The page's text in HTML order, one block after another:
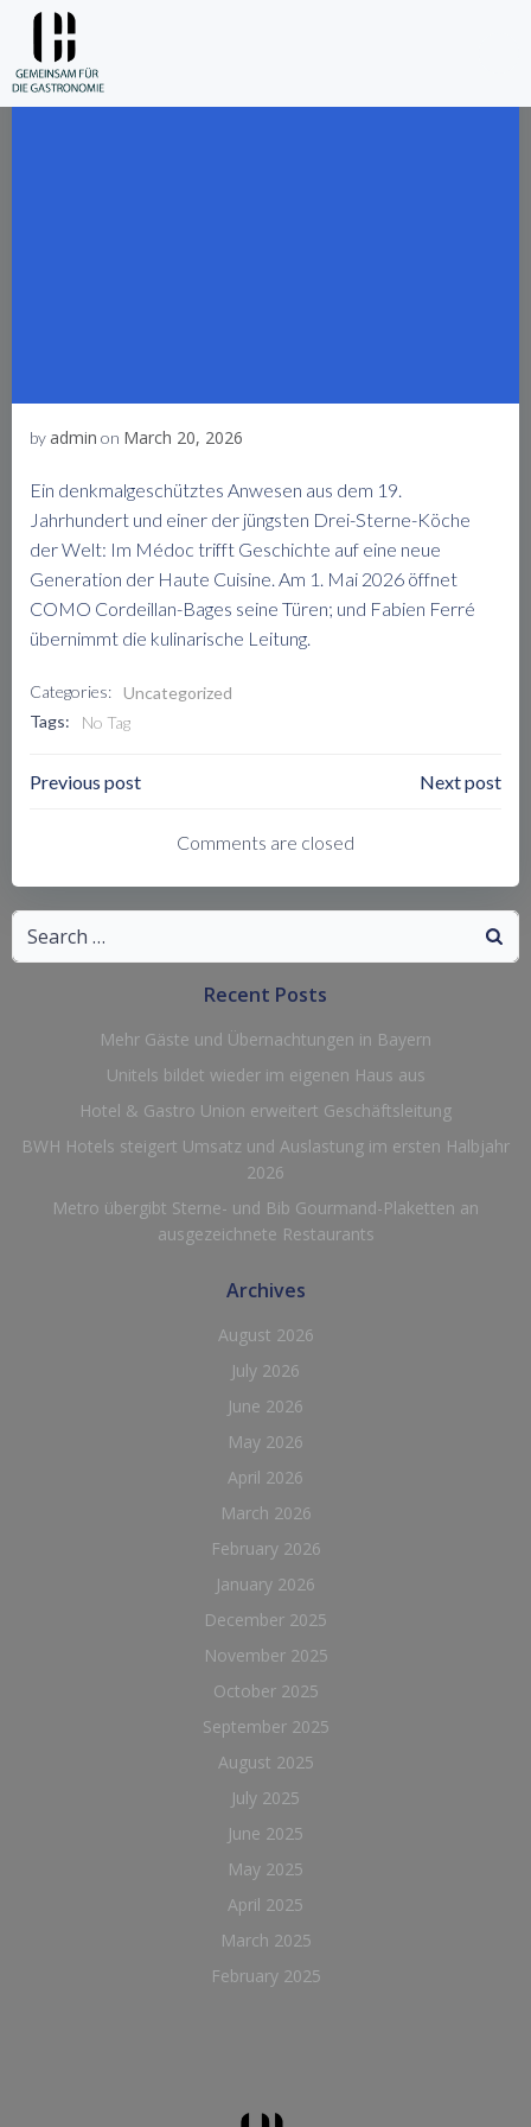
by admin on March 20, 2026
Ein denkmalgeschütztes Anwesen aus dem 19.
Jahrhundert und einer der jüngsten Drei-Sterne-Köche
der Welt: Im Médoc trifft Geschichte auf eine neue
Generation der Haute Cuisine. Am 1. Mai 2026 öffnet
COMO Cordeillan-Bages seine Türen; und Fabien Ferré
übernimmt die kulinarische Leitung.
Categories: Uncategorized
Tags:
No Tag
Post
Navigation
Previous post
Navigation
Next post
Comments are closed
Search
for:
Recent Posts
Mehr Gäste und Übernachtungen in Bayern
Unitels bildet wieder im eigenen Haus aus
Hotel & Gastro Union erweitert Geschäftsleitung
BWH Hotels steigert Umsatz und Auslastung im ersten Halbjahr
2026
Metro übergibt Sterne- und Bib Gourmand-Plaketten an
ausgezeichnete Restaurants
Archives
August 2026
July 2026
June 2026
May 2026
April 2026
March 2026
February 2026
January 2026
December 2025
November 2025
October 2025
September 2025
August 2025
July 2025
June 2025
May 2025
April 2025
March 2025
February 2025